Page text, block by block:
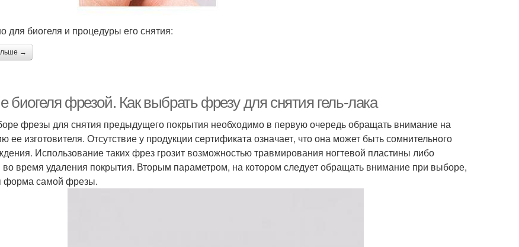
для биогеля и процедуры его снятия:
→
биогеля фрезой. Как выбрать фрезу для снятия гель-лака
фрезы для снятия предыдущего покрытия необходимо в первую очередь обращать внимание на
ее изготовителя. Отсутствие у продукции сертификата означает, что она может быть сомнительного
Использование таких фрез грозит возможностью травмирования ногтевой пластины либо
во время удаления покрытия. Вторым параметром, на котором следует обращать внимание при выборе,
форма самой фрезы.